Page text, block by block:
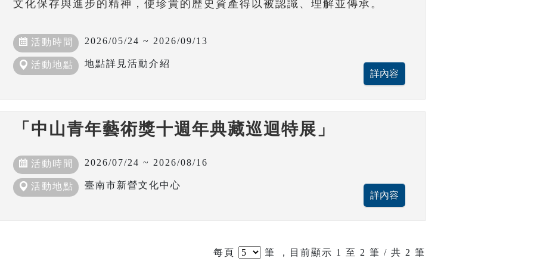
文化保存與進步的精神，使珍貴的歷史資產得以被認識、理解並傳承。
活動時間 2026/05/24 ~ 2026/09/13
活動地點 地點詳見活動介紹
「中山青年藝術獎十週年典藏巡迴特展」
活動時間 2026/07/24 ~ 2026/08/16
活動地點 臺南市新營文化中心
每頁 筆 ，目前顯示 1 至 2 筆 / 共 2 筆